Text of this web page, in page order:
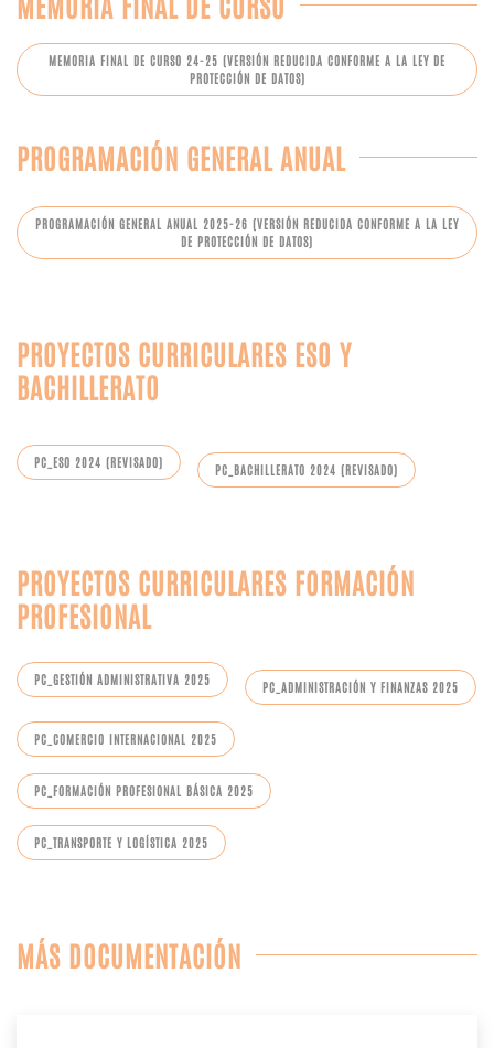
MEMORIA FINAL DE CURSO 24-25 (VERSIÓN REDUCIDA CONFORME A LA LEY DE
PROTECCIÓN DE DATOS)
PROGRAMACIÓN GENERAL ANUAL
PROGRAMACIÓN GENERAL ANUAL 2025-26 (VERSIÓN REDUCIDA CONFORME A LA LEY
DE PROTECCIÓN DE DATOS)
PROYECTOS CURRICULARES ESO Y
BACHILLERATO
PC_ESO 2024 (REVISADO) PC_BACHILLERATO 2024 (REVISADO)
PROYECTOS CURRICULARES FORMACIÓN
PROFESIONAL
PC_GESTIÓN ADMINISTRATIVA 2025 PC_ADMINISTRACIÓN Y FINANZAS 2025
PC_COMERCIO INTERNACIONAL 2025
PC_FORMACIÓN PROFESIONAL BÁSICA 2025
PC_TRANSPORTE Y LOGÍSTICA 2025
MÁS DOCUMENTACIÓN